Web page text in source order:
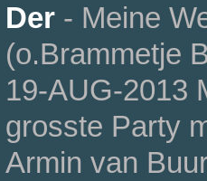
Der - Meine
(o.Brammetje
19-AUG-2013
grosste Party
Armin van